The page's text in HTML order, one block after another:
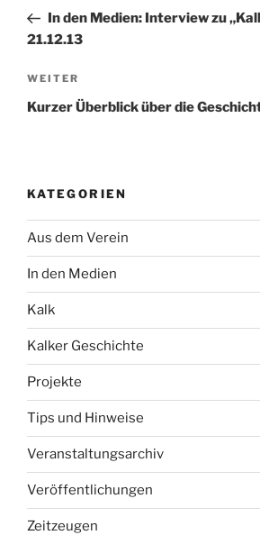
Beitrag
In den Medien: Interview zu
21.12.13
Nächster
Beitrag
WEITER
Kurzer Überblick über die
KATEGORIEN
Aus dem Verein
In den Medien
Kalk
Kalker Geschichte
Projekte
Tips und Hinweise
Veranstaltungsarchiv
Veröffentlichungen
Zeitzeugen